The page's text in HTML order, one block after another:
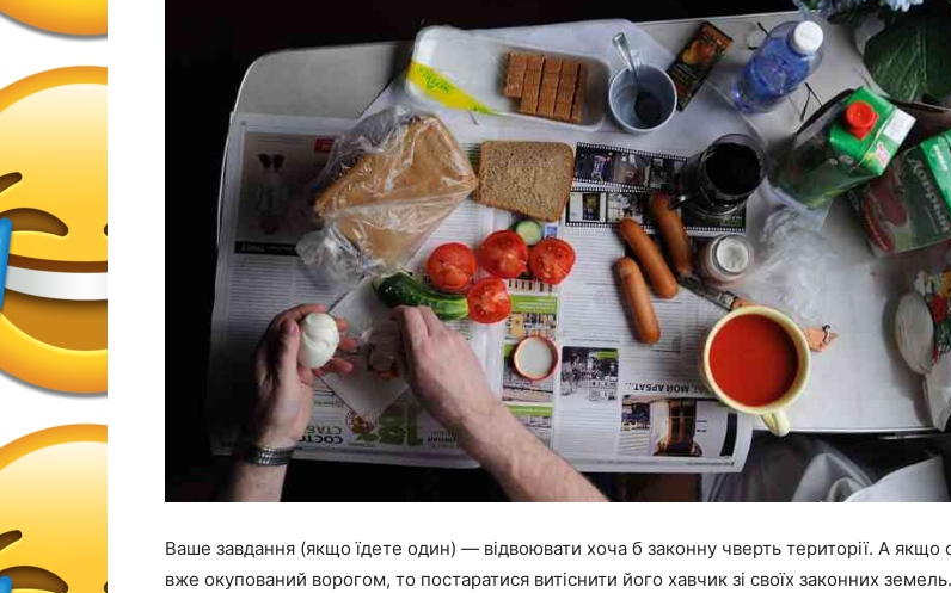
Ваше завдання (якщо їдете один) — відвоювати хоча б законну чверть території. А якщо
вже окупований ворогом, то постаратися витіснити його хавчик зі своїх законних земель.